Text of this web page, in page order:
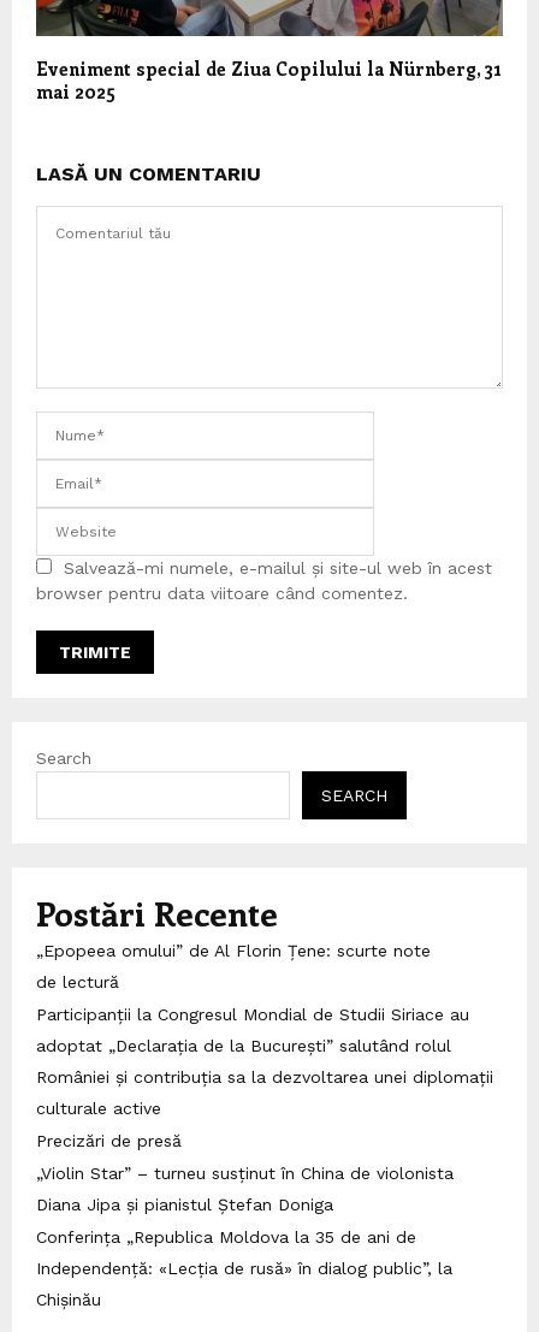
Eveniment special de Ziua Copilului la Nürnberg, 31
mai 2025
LASĂ UN COMENTARIU
Salvează-mi numele, e-mailul și site-ul web în acest
browser pentru data viitoare când comentez.
Search
SEARCH
Postări Recente
„Epopeea omului” de Al Florin Țene: scurte note
de lectură
Participanții la Congresul Mondial de Studii Siriace au
adoptat „Declarația de la București” salutând rolul
României și contribuția sa la dezvoltarea unei diplomații
culturale active
Precizări de presă
„Violin Star” – turneu susținut în China de violonista
Diana Jipa și pianistul Ștefan Doniga
Conferința „Republica Moldova la 35 de ani de
Independență: «Lecția de rusă» în dialog public”, la
Chișinău